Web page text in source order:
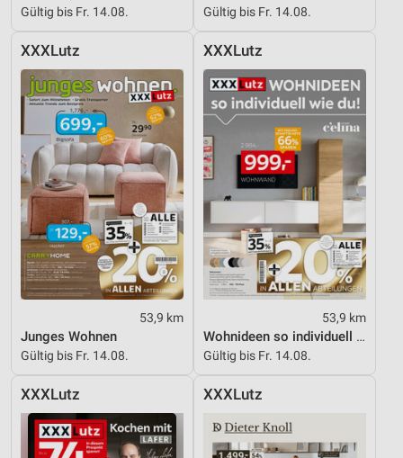
Gültig bis Fr. 14.08. Gültig bis Fr. 14.08.
XXXLutz
53,9 km
Junges Wohnen
Gültig bis Fr. 14.08.
XXXLutz
53,9 km
Wohnideen so individuell wie du!
Gültig bis Fr. 14.08.
XXXLutz XXXLutz